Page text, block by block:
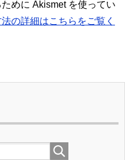
めに Akismet を使ってい
の詳細はこちらをご覧く